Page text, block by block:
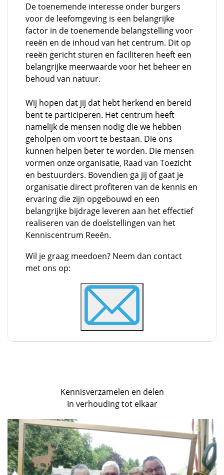
De toenemende interesse onder burgers
voor de leefomgeving is een belangrijke
factor in de toenemende belangstelling voor
reeën en de inhoud van het centrum. Dit op
reeën gericht sturen en faciliteren heeft een
belangrijke meerwaarde voor het beheer en
behoud van natuur.
Wij hopen dat jij dat hebt herkend en bereid
bent te participeren. Het centrum heeft
namelijk de mensen nodig die we hebben
geholpen om voort te bestaan. Die ons
kunnen helpen beter te worden. Die mensen
vormen onze organisatie, Raad van Toezicht
en bestuurders. Bovendien ga jij of gaat je
organisatie direct profiteren van de kennis en
ervaring die zijn opgebouwd en een
belangrijke bijdrage leveren aan het effectief
realiseren van de doelstellingen van het
Kenniscentrum Reeën.
Wil je graag meedoen? Neem dan contact
met ons op:
Kennisverzamelen en delen
In verhouding tot elkaar